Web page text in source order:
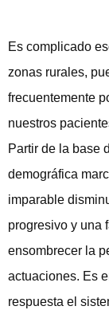
Es complicado
zonas rurales,
frecuentemente
nuestros
Partir de la base
demográfica
imparable
progresivo y una
ensombrecer la
actuaciones. Es
respuesta el